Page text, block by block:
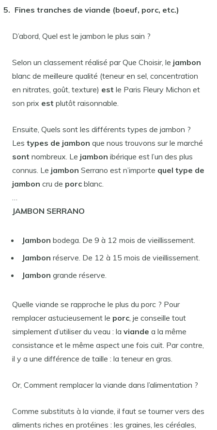
Fines tranches de viande (boeuf, porc, etc.)
D’abord, Quel est le jambon le plus sain ?
Selon un classement réalisé par Que Choisir, le jambon
blanc de meilleure qualité (teneur en sel, concentration
en nitrates, goût, texture) est le Paris Fleury Michon et
son prix est plutôt raisonnable.
Ensuite, Quels sont les différents types de jambon ?
Les types de jambon que nous trouvons sur le marché
sont nombreux. Le jambon ibérique est l’un des plus
connus. Le jambon Serrano est n’importe quel type de
jambon cru de porc blanc.
…
JAMBON SERRANO
Jambon bodega. De 9 à 12 mois de vieillissement.
Jambon réserve. De 12 à 15 mois de vieillissement.
Jambon grande réserve.
Quelle viande se rapproche le plus du porc ? Pour
remplacer astucieusement le porc, je conseille tout
simplement d’utiliser du veau : la viande a la même
consistance et le même aspect une fois cuit. Par contre,
il y a une différence de taille : la teneur en gras.
Or, Comment remplacer la viande dans l’alimentation ?
Comme substituts à la viande, il faut se tourner vers des
aliments riches en protéines : les graines, les céréales,